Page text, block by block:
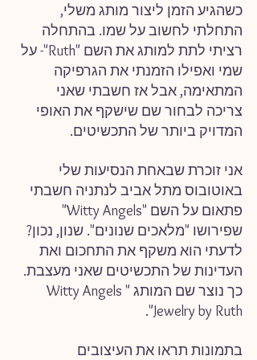
כשהגיע הזמן ליצור מותג משלי,
התחלתי לחשוב על שמו. בהתחלה
רציתי לתת למותג את השם "Ruth"- על
שמי ואפילו הזמנתי את הגרפיקה
המתאימה, אבל אז חשבתי שאני
צריכה לבחור שם שישקף את האופי
המדויק ביותר של התכשיטים.
אני זוכרת שבאחת הנסיעות שלי
באוטובוס מתל אביב לנתניה חשבתי
פתאום על השם "Witty Angels"
שפירושו "מלאכים שנונים". שנון, נכון?
לדעתי הוא משקף את התחכום ואת
העדינות של התכשיטים שאני מעצבת.
כך נוצר שם המותג "Witty Angels
Jewelry by Ruth".
בתמונות תראו את העיצובים